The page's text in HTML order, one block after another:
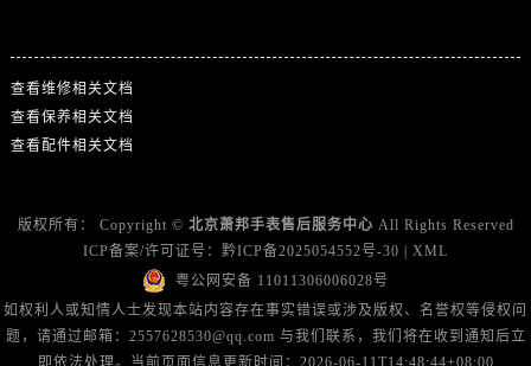
查看维修相关文档
查看保养相关文档
查看配件相关文档
版权所有： Copyright © 北京萧邦手表售后服务中心 All Rights Reserved
ICP备案/许可证号： 黔ICP备2025054552号-30 | XML
粤公网安备 11011306006028号
如权利人或知情人士发现本站内容存在事实错误或涉及版权、名誉权等侵权问
题，请通过邮箱：2557628530@qq.com 与我们联系，我们将在收到通知后立
即依法处理。当前页面信息更新时间：2026-06-11T14:48:44+08:00